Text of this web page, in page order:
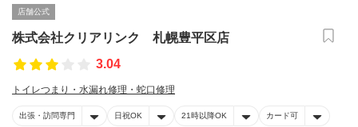
店舗公式
株式会社クリアリンク 札幌豊平区店
3.04
トイレつまり・水漏れ修理・蛇口修理
出張・訪問専門 日祝OK 21時以降OK カード可